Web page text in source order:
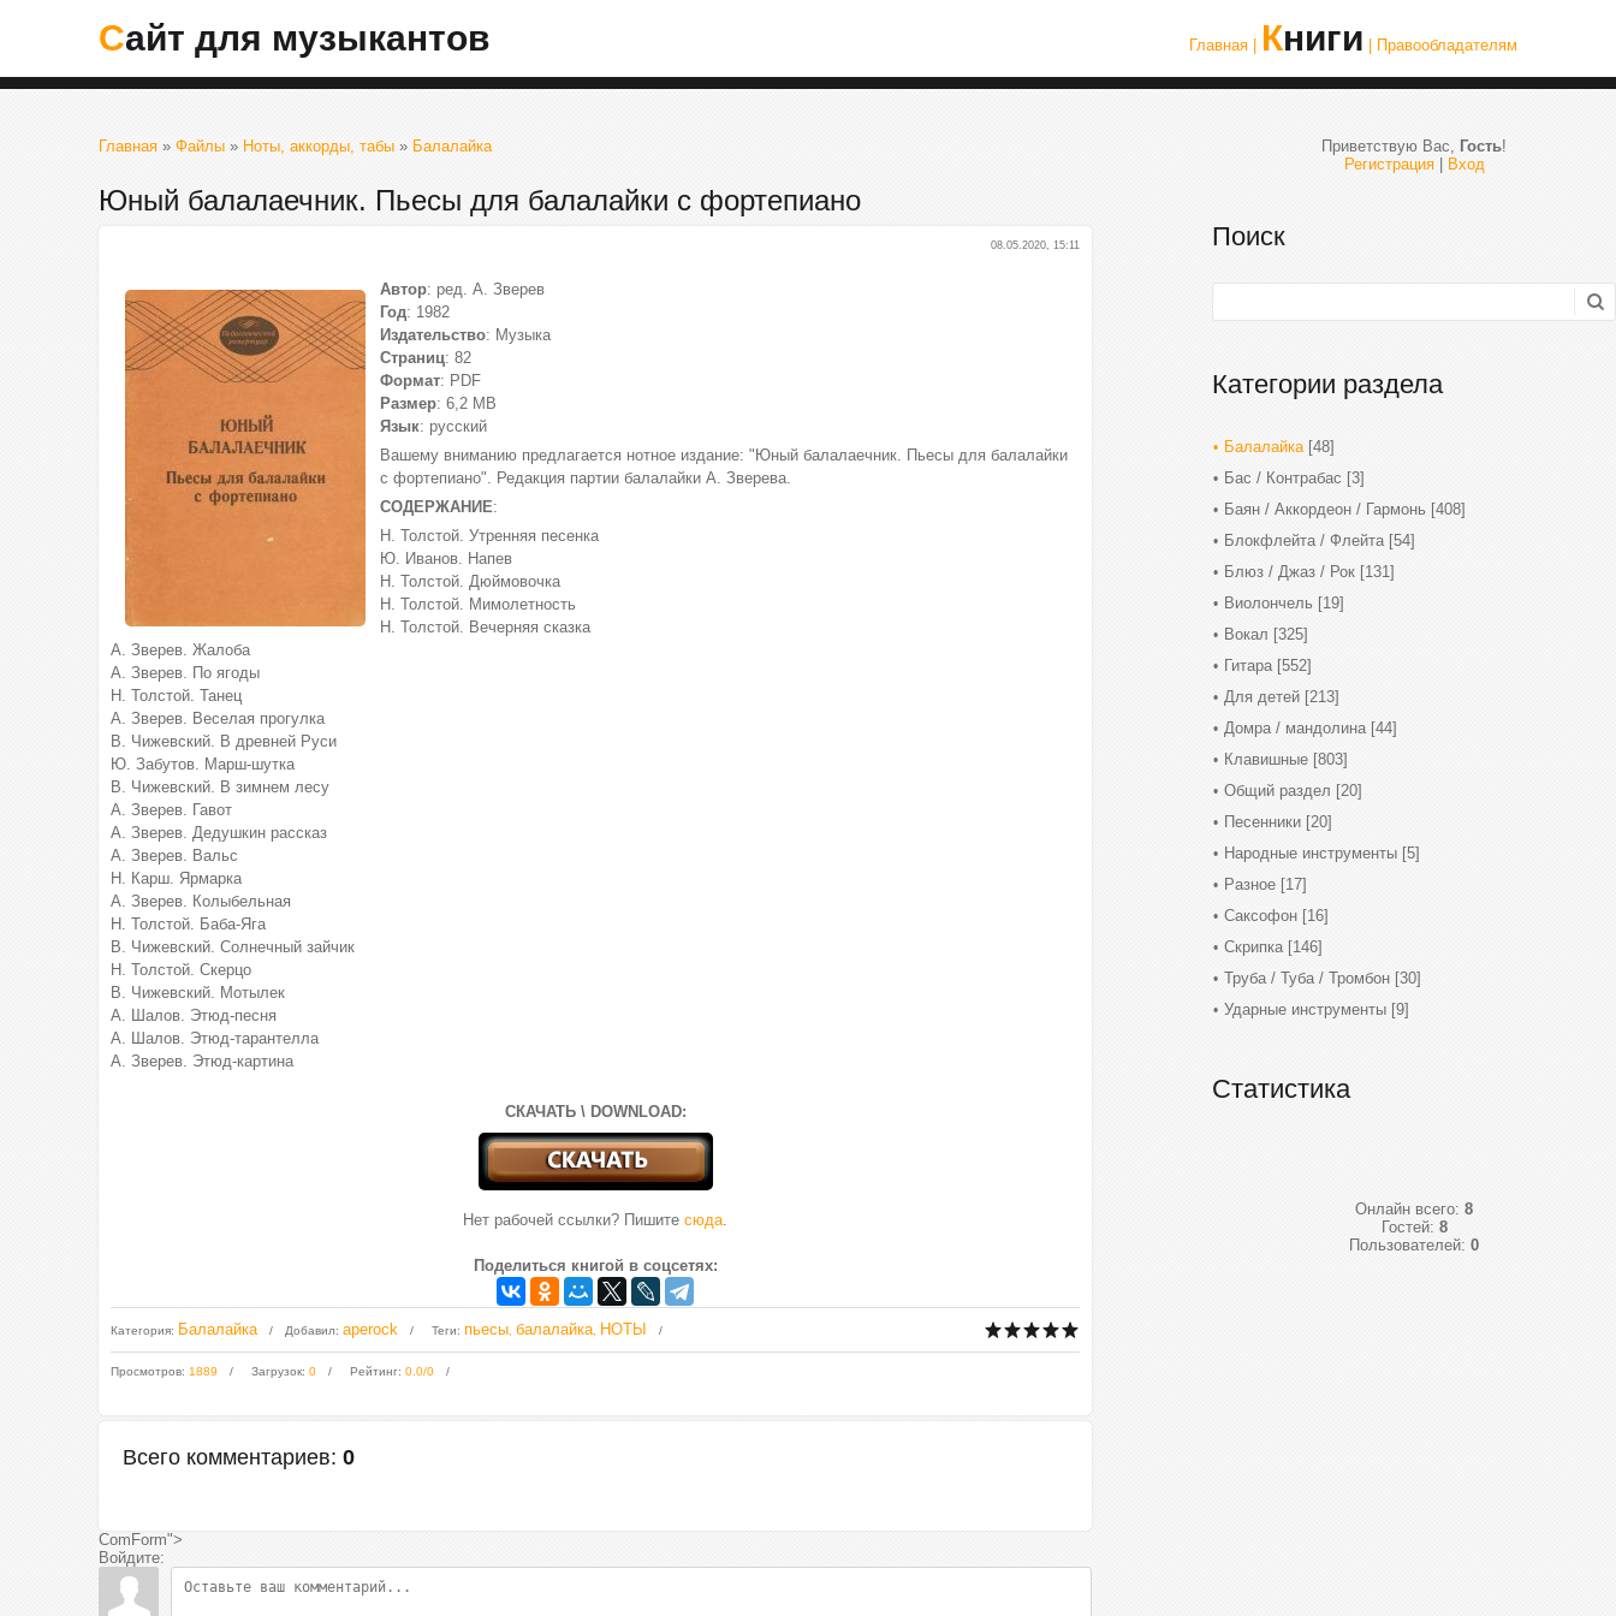
Сайт для музыкантов Главная | Книги | Правообладателям
Главная » Файлы » Ноты, аккорды, табы » Балалайка
Юный балалаечник. Пьесы для балалайки с фортепиано
08.05.2020, 15:11
Автор: ред. А. Зверев
Год: 1982
Издательство: Музыка
Страниц: 82
Формат: PDF
Размер: 6,2 МВ
Язык: русский
Вашему вниманию предлагается нотное издание: "Юный балалаечник. Пьесы для балалайки
с фортепиано". Редакция партии балалайки А. Зверева.
СОДЕРЖАНИЕ:
Н. Толстой. Утренняя песенка
Ю. Иванов. Напев
Н. Толстой. Дюймовочка
Н. Толстой. Мимолетность
Н. Толстой. Вечерняя сказка
А. Зверев. Жалоба
А. Зверев. По ягоды
Н. Толстой. Танец
А. Зверев. Веселая прогулка
В. Чижевский. В древней Руси
Ю. Забутов. Марш-шутка
В. Чижевский. В зимнем лесу
А. Зверев. Гавот
А. Зверев. Дедушкин рассказ
А. Зверев. Вальс
Н. Карш. Ярмарка
А. Зверев. Колыбельная
Н. Толстой. Баба-Яга
В. Чижевский. Солнечный зайчик
Н. Толстой. Скерцо
В. Чижевский. Мотылек
А. Шалов. Этюд-песня
А. Шалов. Этюд-тарантелла
А. Зверев. Этюд-картина
СКАЧАТЬ \ DOWNLOAD:
Нет рабочей ссылки? Пишите сюда.
Поделиться книгой в соцсетях:
Категория: Балалайка Добавил: aperock Теги: пьесы балалайка НОТЫ
Просмотров: 1889 Загрузок: 0 Рейтинг: 0.0/0
Всего комментариев: 0
ComForm">
Войдите:
Приветствую Вас, Гость!
Регистрация| Вход
Поиск
Категории раздела
Балалайка [48]
Бас / Контрабас [3]
Баян / Аккордеон / Гармонь [408]
Блокфлейта / Флейта [54]
Блюз / Джаз / Рок [131]
Виолончель [19]
Вокал [325]
Гитара [552]
Для детей [213]
Домра / мандолина [44]
Клавишные [803]
Общий раздел [20]
Песенники [20]
Народные инструменты [5]
Разное [17]
Саксофон [16]
Скрипка [146]
Труба / Туба / Тромбон [30]
Ударные инструменты [9]
Статистика
Онлайн всего: 8
Гостей: 8
Пользователей: 0